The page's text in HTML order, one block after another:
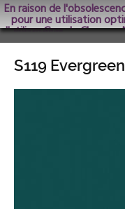
En raison de
pour une utilisation
d'utiliser Google
dans les
S119